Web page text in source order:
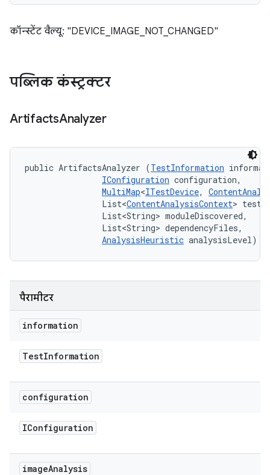
कॉन्स्टेंट वैल्यू: "DEVICE_IMAGE_NOT_CHANGED"
पब्लिक कंस्ट्रक्टर
ArtifactsAnalyzer
public ArtifactsAnalyzer (TestInformation
IConfiguration configuration,
MultiMap<ITestDevice,
                List<
ContentAnalysisContext>
                List<String> moduleDiscovered,
                List<String> dependencyFiles,
AnalysisHeuristic analysisLevel)
पैरामीटर
information
TestInformation
configuration
IConfiguration
imageAnalysis